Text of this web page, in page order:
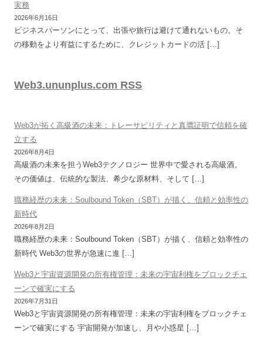
実務
2026年6月16日
ビジネスパーソンにとって、出張や旅行は避けて通れないもの。そ
の移動をより有益にするために、クレジットカードの活 […]
Web3.ununplus.com RSS
Web3が拓く高級酒の未来：トレーサビリティと真贋証明で信頼を確
立する
2026年8月4日
高級酒の未来を担うWeb3テクノロジー 世界中で愛される高級酒。
その価値は、伝統的な製法、希少な原材料、そして […]
職務経歴の未来：Soulbound Token（SBT）が描く、信頼と効率性の
新時代
2026年8月2日
職務経歴の未来：Soulbound Token（SBT）が描く、信頼と効率性の
新時代 Web3の世界が急速に進 […]
Web3と宇宙資源開発の所有権管理：未来の宇宙利権をブロックチェ
ーンで確実にする
2026年7月31日
Web3と宇宙資源開発の所有権管理：未来の宇宙利権をブロックチェ
ーンで確実にする 宇宙開発が加速し、月や小惑星 […]